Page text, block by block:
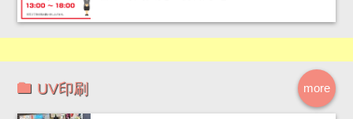
more
UV印刷